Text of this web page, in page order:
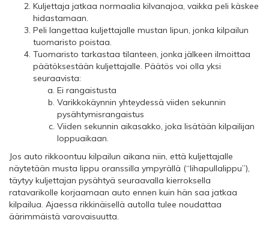
Kuljettaja jatkaa normaalia kilvanajoa, vaikka peli käskee
hidastamaan.
Peli langettaa kuljettajalle mustan lipun, jonka kilpailun
tuomaristo poistaa.
Tuomaristo tarkastaa tilanteen, jonka jälkeen ilmoittaa
päätöksestään kuljettajalle. Päätös voi olla yksi
seuraavista:
Ei rangaistusta
Varikkokäynnin yhteydessä viiden sekunnin
pysähtymisrangaistus
Viiden sekunnin aikasakko, joka lisätään kilpailijan
loppuaikaan.
Jos auto rikkoontuu kilpailun aikana niin, että kuljettajalle
näytetään musta lippu oranssilla ympyrällä (“lihapullalippu”),
täytyy kuljettajan pysähtyä seuraavalla kierroksella
ratavarikolle korjaamaan auto ennen kuin hän saa jatkaa
kilpailua. Ajaessa rikkinäisellä autolla tulee noudattaa
äärimmäistä varovaisuutta.